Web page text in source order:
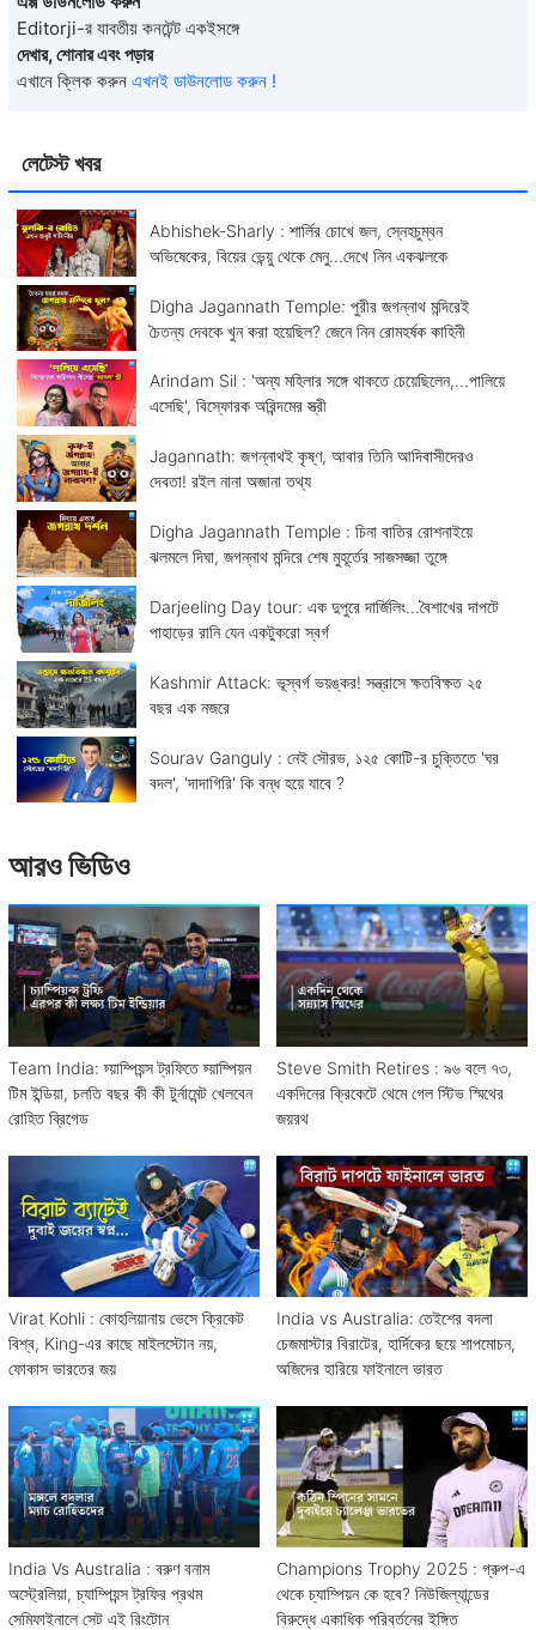
লেটেস্ট খবর
Abhishek-Sharly : শার্লির চোখে জল, স্নেহচুম্বন
অভিষেকের, বিয়ের ভেন্য়ু থেকে মেনু...দেখে নিন একঝলকে
Digha Jagannath Temple: পুরীর জগন্নাথ মন্দিরেই
চৈতন্য দেবকে খুন করা হয়েছিল? জেনে নিন রোমহর্ষক কাহিনী
Arindam Sil : 'অন্য মহিলার সঙ্গে থাকতে চেয়েছিলেন,...পালিয়ে
এসেছি', বিস্ফোরক অরিন্দমের স্ত্রী
Jagannath: জগন্নাথই কৃষ্ণ, আবার তিনি আদিবাসীদেরও
দেবতা! রইল নানা অজানা তথ্য
Digha Jagannath Temple : চিনা বাতির রোশনাইয়ে
ঝলমলে দিঘা, জগন্নাথ মন্দিরে শেষ মুহূর্তের সাজসজ্জা তুঙ্গে
Darjeeling Day tour: এক দুপুরে দার্জিলিং...বৈশাখের দাপটে
পাহাড়ের রানি যেন একটুকরো স্বর্গ
Kashmir Attack: ভূস্বর্গ ভয়ঙ্কর! সন্ত্রাসে ক্ষতবিক্ষত ২৫
বছর এক নজরে
Sourav Ganguly : নেই সৌরভ, ১২৫ কোটি-র চুক্তিতে 'ঘর
বদল', 'দাদাগিরি' কি বন্ধ হয়ে যাবে ?
Editorji-র যাবতীয় কনটেন্ট একইসঙ্গে
দেখার, শোনার এবং পড়ার
এখানে ক্লিক করুন এখনই ডাউনলোড করুন !
আরও ভিডিও
Team India: চ্য়াম্পিয়ন্স ট্রফিতে চ্য়াম্পিয়ন
টিম ইন্ডিয়া, চলতি বছর কী কী টুর্নামেন্ট খেলবেন
রোহিত ব্রিগেড
Steve Smith Retires : ৯৬ বলে ৭৩,
একদিনের ক্রিকেটে থেমে গেল স্টিভ স্মিথের
জয়রথ
Virat Kohli : কোহলিয়ানায় ভেসে ক্রিকেট
বিশ্ব, King-এর কাছে মাইলস্টোন নয়,
ফোকাস ভারতের জয়
India vs Australia: তেইশের বদলা
চেজমাস্টার বিরাটের, হার্দিকের ছয়ে শাপমোচন,
অজিদের হারিয়ে ফাইনালে ভারত
India Vs Australia : বরুণ বনাম
অস্ট্রেলিয়া, চ্যাম্পিয়ন্স ট্রফির প্রথম
সেমিফাইনালে সেট এই রিংটোন
Champions Trophy 2025 : গ্রুপ-এ
থেকে চ্যাম্পিয়ন কে হবে? নিউজিল্যান্ডের
বিরুদ্ধে একাধিক পরিবর্তনের ইঙ্গিত